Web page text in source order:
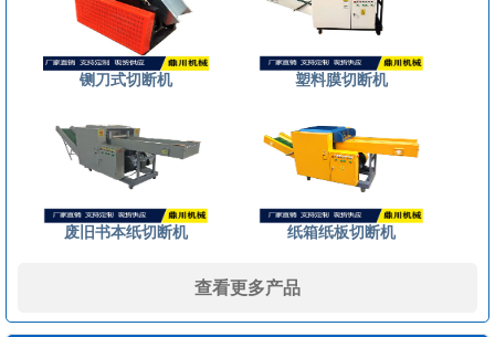
铡刀式切断机 塑料膜切断机
废旧书本纸切断机 纸箱纸板切断机
查看更多产品